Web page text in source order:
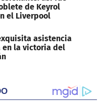
de Keyrol
el Liverpool
asistencia
en la victoria del